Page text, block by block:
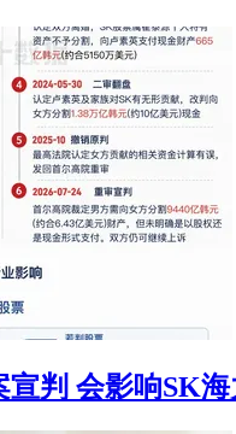
判 会影响SK